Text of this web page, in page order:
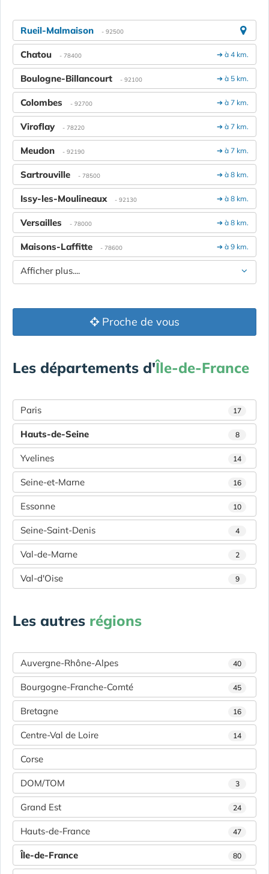
Rueil-Malmaison - 92500
➔ à 4 km.
Chatou - 78400
➔ à 5 km.
Boulogne-Billancourt - 92100
➔ à 7 km.
Colombes - 92700
➔ à 7 km.
Viroflay - 78220
➔ à 7 km.
Meudon - 92190
➔ à 8 km.
Sartrouville - 78500
➔ à 8 km.
Issy-les-Moulineaux - 92130
➔ à 8 km.
Versailles - 78000
➔ à 9 km.
Maisons-Laffitte - 78600
Afficher plus....
Proche de vous
Les départements d'Île-de-France
Paris 17
Hauts-de-Seine 8
Yvelines 14
Seine-et-Marne 16
Essonne 10
Seine-Saint-Denis 4
Val-de-Marne 2
Val-d'Oise 9
Les autres régions
Auvergne-Rhône-Alpes 40
Bourgogne-Franche-Comté 45
Bretagne 16
Centre-Val de Loire 14
Corse
DOM/TOM 3
Grand Est 24
Hauts-de-France 47
Île-de-France 80